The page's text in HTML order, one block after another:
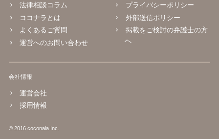
法律相談コラム
ココナラとは
よくあるご質問
運営へのお問い合わせ
プライバシーポリシー
外部送信ポリシー
掲載をご検討の弁護士の方
へ
会社情報
運営会社
採用情報
© 2016 coconala Inc.